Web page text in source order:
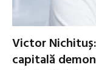
Victor
capitală